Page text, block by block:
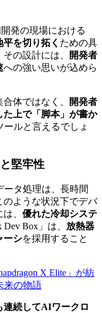
開発の現場における
を切り拓く ための具
の設計には、
開発者
への強い思いが込めら
体ではなく、
開発者
上で「脚本」が書か
ールと言えるでしょ
堅牢性
タ処理は、長時間
ような状況下でデバ
、 優れた冷却システ
Box」は、 放熱器
ーシを採用すること
X Elite」が紡
来の物語
連続してAIワークロ